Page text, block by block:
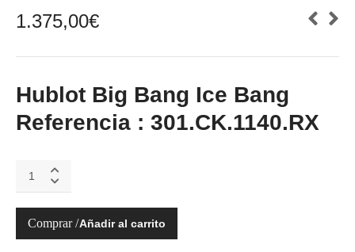
1.375,00€
Hublot Big Bang Ice Bang
Referencia : 301.CK.1140.RX
Big
Bang
Añadir al carrito